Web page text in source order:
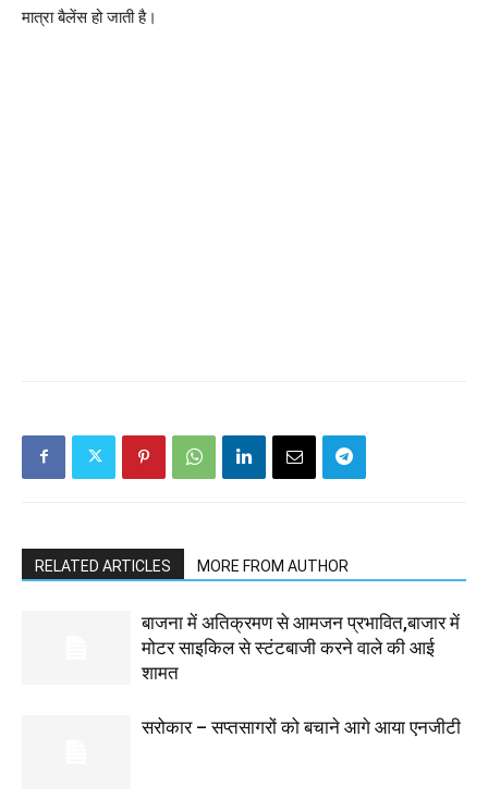
मात्रा बैलेंस हो जाती है।
RELATED ARTICLES MORE FROM AUTHOR
बाजना में अतिक्रमण से आमजन प्रभावित,बाजार में
मोटर साइकिल से स्टंटबाजी करने वाले की आई
शामत
सरोकार – सप्तसागरों को बचाने आगे आया एनजीटी